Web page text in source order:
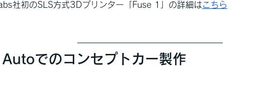
社初のSLS方式3Dプリンター「Fuse 1」の詳細はこちら
でのコンセプトカー製作